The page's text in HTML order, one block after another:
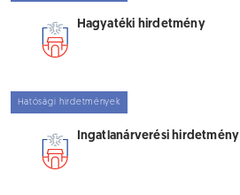
Hagyatéki hirdetmény
Hatósági hirdetmények
Ingatlanárverési hirdetmény